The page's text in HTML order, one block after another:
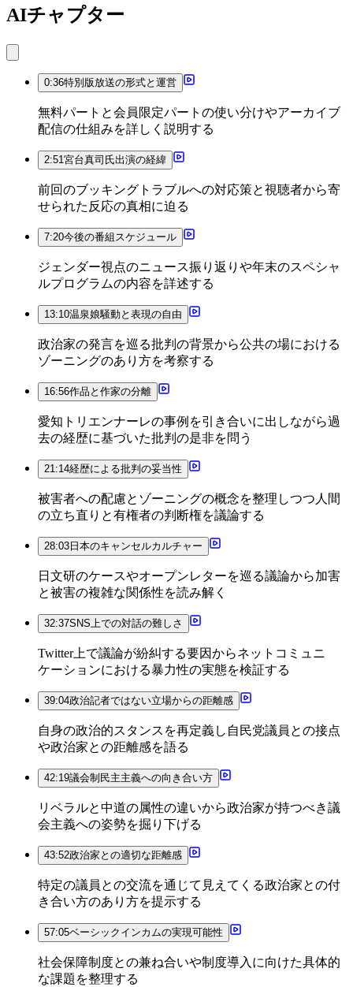
AIチャプター
0:36特別版放送の形式と運営
無料パートと会員限定パートの使い分けやアーカイブ
配信の仕組みを詳しく説明する
2:51宮台真司氏出演の経緯
前回のブッキングトラブルへの対応策と視聴者から寄
せられた反応の真相に迫る
7:20今後の番組スケジュール
ジェンダー視点のニュース振り返りや年末のスペシャ
ルプログラムの内容を詳述する
13:10温泉娘騒動と表現の自由
政治家の発言を巡る批判の背景から公共の場における
ゾーニングのあり方を考察する
16:56作品と作家の分離
愛知トリエンナーレの事例を引き合いに出しながら過
去の経歴に基づいた批判の是非を問う
21:14経歴による批判の妥当性
被害者への配慮とゾーニングの概念を整理しつつ人間
の立ち直りと有権者の判断権を議論する
28:03 日本のキャンセルカルチャー
日文研のケースやオープンレターを巡る議論から加害
と被害の複雑な関係性を読み解く
32:37SNS上での対話の難しさ
Twitter上で議論が紛糾する要因からネットコミュニ
ケーションにおける暴力性の実態を検証する
39:04政治記者ではない立場からの距離感
自身の政治的スタンスを再定義し自民党議員との接点
や政治家との距離感を語る
42:19議会制民主主義への向き合い方
リベラルと中道の属性の違いから政治家が持つべき議
会主義への姿勢を掘り下げる
43:52政治家との適切な距離感
特定の議員との交流を通じて見えてくる政治家との付
き合い方のあり方を提示する
57:05ベーシックインカムの実現可能性
社会保障制度との兼ね合いや制度導入に向けた具体的
な課題を整理する